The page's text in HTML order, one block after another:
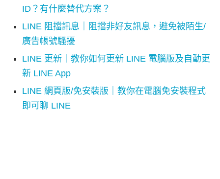
ID？有什麼替代方案？
LINE 阻擋訊息｜阻擋非好友訊息，避免被陌生/
廣告帳號騷擾
LINE 更新｜教你如何更新 LINE 電腦版及自動更
新 LINE App
LINE 網頁版/免安裝版｜教你在電腦免安裝程式
即可聊 LINE